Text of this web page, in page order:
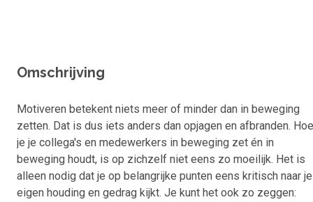
Omschrijving
Motiveren betekent niets meer of minder dan in beweging
zetten. Dat is dus iets anders dan opjagen en afbranden. Hoe
je je collega's en medewerkers in beweging zet én in
beweging houdt, is op zichzelf niet eens zo moeilijk. Het is
alleen nodig dat je op belangrijke punten eens kritisch naar je
eigen houding en gedrag kijkt. Je kunt het ook zo zeggen: